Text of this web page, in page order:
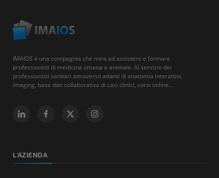
IMAIOS è una compagnia che mira ad assistere e formare
professionisti di medicina umana e animale. Al servizio dei
professionisti sanitari attraverso atlanti di anatomia interattivi,
imaging, base dati collaborativa di casi clinici, corsi online...
L'AZIENDA